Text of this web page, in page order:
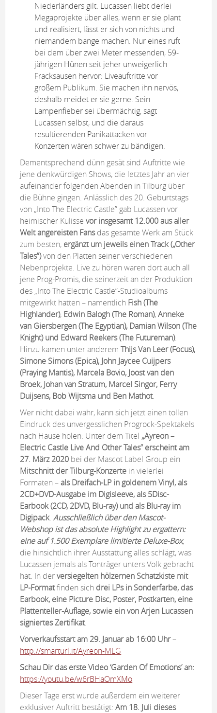
Niederländers gilt. Lucassen liebt derlei
Megaprojekte über alles, wenn er sie plant
und realisiert, lässt er sich von nichts und
niemandem bange machen. Nur eines ruft
bei dem über zwei Meter messenden, 59-
jährigen Hünen seit jeher unweigerlich
Fracksausen hervor: Liveauftritte vor
großem Publikum. Sie machen ihn nervös,
deshalb meidet er sie gerne. Sein
Lampenfieber sei übermächtig, sagt
Lucassen selbst, und die daraus
resultierenden Panikattacken vor
Konzerten wären schwer zu bändigen.
Dementsprechend dünn gesät sind Auftritte wie
jene denkwürdigen Shows, die letztes Jahr an vier
aufeinander folgenden Abenden in Tilburg über
die Bühne gingen. Anlässlich des 20. Geburtstags
von „Into The Electric Castle” gab Lucassen vor
heimischer Kulissevor insgesamt 12.000 aus aller
Welt angereisten Fansdas gesamte Werk am Stück
zum besten, ergänzt um jeweils einen Track („Other
Tales”)von den Platten seiner verschiedenen
Nebenprojekte. Live zu hören waren dort auch all
jene Prog-Promis, die seinerzeit an der Produktion
des „Into The Electric Castle”-Studioalbums
mitgewirkt hatten – namentlich Fish (The
Highlander), Edwin Balogh (The Roman),Anneke
van Giersbergen (The Egyptian), Damian Wilson (The
Knight) und Edward Reekers (The Futureman).
Hinzu kamen unter anderemThijs Van Leer (Focus),
Simone Simons (Epica), John Jaycee Cuijpers
(Praying Mantis), Marcela Bovio, Joost van den
Broek, Johan van Stratum, Marcel Singor, Ferry
Duijsens, Bob Wijtsma und Ben Mathot.
Wer nicht dabei wahr, kann sich jetzt einen tollen
Eindruck des unvergesslichen Progrock-Spektakels
nach Hause holen: Unter dem Titel „Ayreon –
Electric Castle Live And Other Tales” erscheint am
27. März 2020 bei der Mascot Label Group ein
Mitschnitt der Tilburg-Konzerte in vielerlei
Formaten –als Dreifach-LP in goldenem Vinyl, als
2CD+DVD-Ausgabe im Digisleeve, als 5Disc-
Earbook (2CD, 2DVD, Blu-ray) und als Blu-ray im
Digipack.Ausschließlich über den Mascot-
Webshop ist das absolute Highlight zu ergattern:
eine auf 1.500 Exemplare limitierte Deluxe-Box,
die hinsichtlich ihrer Ausstattung alles schlägt, was
Lucassen jemals als Tonträger unters Volk gebracht
hat. In derversiegelten hölzernen Schatzkiste mit
LP-Formatfinden sich drei LPs in Sonderfarbe, das
Earbook, eine Picture Disc, Poster, Postkarten, eine
Plattenteller-Auflage, sowie ein von Arjen Lucassen
signiertes Zertifikat.
Vorverkaufsstart am 29. Januar ab 16:00 Uhr–
http://smarturl.it/Ayreon-MLG
Schau Dir das erste Video ‘Garden Of Emotions’ an:
https://youtu.be/w6rBHaOmXMo
Dieser Tage erst wurde außerdem ein weiterer
exklusiver Auftritt bestätigt:Am 18. Juli dieses